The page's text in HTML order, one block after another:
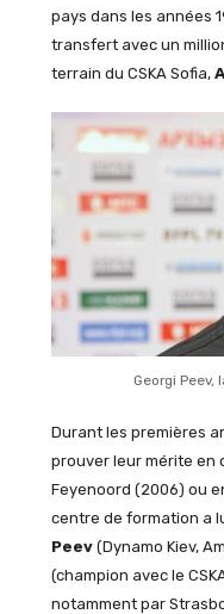
pays dans les années
transfert avec un
terrain du CSKA Sofia,
Georgi Peev,
Durant les premières
prouver leur mérite en
Feyenoord (2006) ou
centre de formation a
Peev(Dynamo Kiev,
(champion avec le
notamment par